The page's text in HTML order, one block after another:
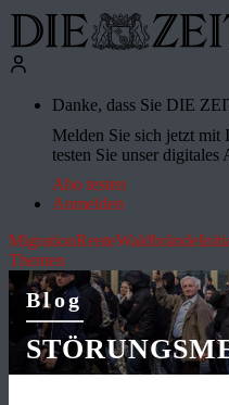
Danke, dass Sie DIE
Melden Sie sich jetzt mit
testen Sie unser
Abo testen
Anmelden
MigrationRenteWaldbrände
Themen
Blog